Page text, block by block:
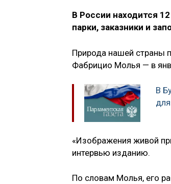
В России находится
парки, заказники и
Природа нашей страны
Фабрицио Молья — в
В
«Изображения живой
интервью изданию.
По словам Молья, его